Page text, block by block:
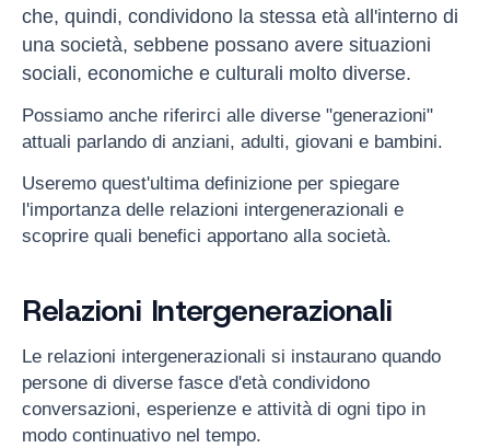
che, quindi, condividono la stessa età all'interno di
una società, sebbene possano avere situazioni
sociali, economiche e culturali molto diverse.
Possiamo anche riferirci alle diverse "generazioni"
attuali parlando di anziani, adulti, giovani e bambini.
Useremo quest'ultima definizione per spiegare
l'importanza delle relazioni intergenerazionali e
scoprire quali benefici apportano alla società.
Relazioni Intergenerazionali
Le relazioni intergenerazionali si instaurano quando
persone di diverse fasce d'età condividono
conversazioni, esperienze e attività di ogni tipo in
modo continuativo nel tempo.